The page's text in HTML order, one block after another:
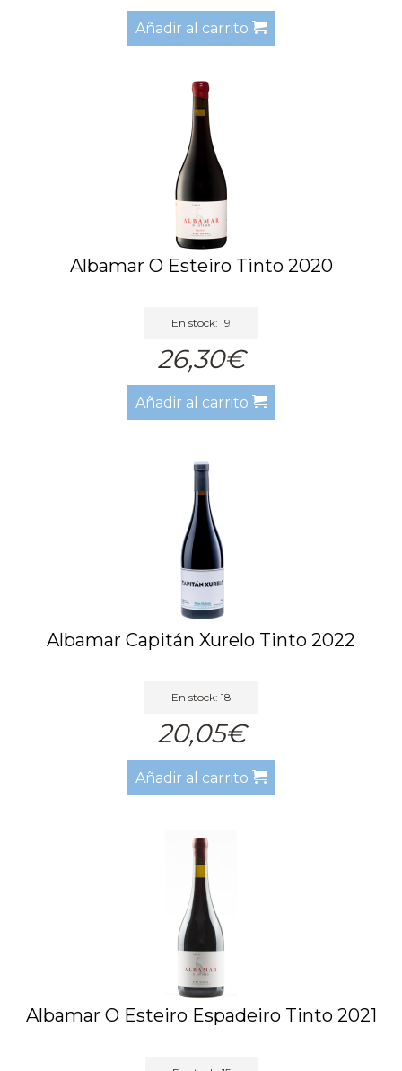
Añadir al carrito
Albamar O Esteiro Tinto 2020
En stock: 19
26,30€
Añadir al carrito
Albamar Capitán Xurelo Tinto 2022
En stock: 18
20,05€
Añadir al carrito
Albamar O Esteiro Espadeiro Tinto 2021